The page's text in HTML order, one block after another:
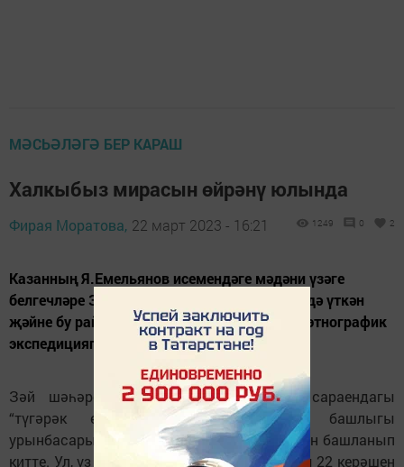
МӘСЬӘЛӘГӘ БЕР КАРАШ
Халкыбыз мирасын өйрәнү юлында
Фирая Моратова, 22 март 2023 - 16:21 1249 0 2
Казанның Я.Емельянов исемендәге мәдәни үзәге
белгечләре Зәйдә уздырган “түгәрәк өстәл”дә үткән
җәйне бу районга оештырылган фольклор-этнографик
экспедициягә нәтиҗә ясалды.
Зәй шәһәренең “Энергетик” мәдәният сараендагы
“түгәрәк өстәл” муниципаль район башлыгы
урынбасары Петр Уразайкин чыгышы белән башланып
китте. Ул, үз чыгышында, районда барлыгы 22 керәшен